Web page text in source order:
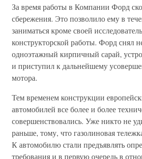
За время работы в Компании Форд
сбережения. Это позволило ему в
заниматься кроме своей
конструкторской работы. Форд снял
одноэтажный кирпичный сарай,
и приступил к дальнейшему
мотора.
Тем временем конструкции
автомобилей все более и более
совершенствовались. Уже никто не
раньше, тому, что газолиновая
К автомобилю стали предъявлять
требования и в первую очередь в